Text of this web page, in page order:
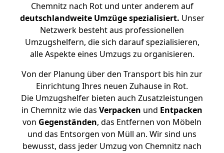
Chemnitz nach Rot und unter anderem auf
deutschlandweite Umzüge spezialisiert. Unser
Netzwerk besteht aus professionellen
Umzugshelfern, die sich darauf spezialisieren,
alle Aspekte eines Umzugs zu organisieren.
Von der Planung über den Transport bis hin zur
Einrichtung Ihres neuen Zuhause in Rot.
Die Umzugshelfer bieten auch Zusatzleistungen
in Chemnitz wie das Verpacken und Entpacken
von Gegenständen, das Entfernen von Möbeln
und das Entsorgen von Müll an. Wir sind uns
bewusst, dass jeder Umzug von Chemnitz nach